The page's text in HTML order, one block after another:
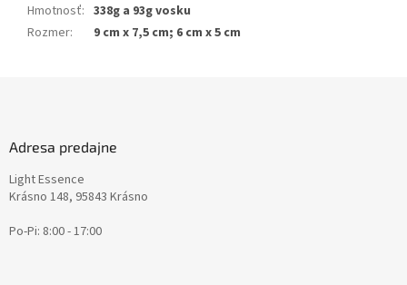
Hmotnosť: 338g a 93g vosku
Rozmer: 9 cm x 7,5 cm; 6 cm x 5 cm
Adresa predajne
Light Essence
Krásno 148, 95843 Krásno
Po-Pi: 8:00 - 17:00